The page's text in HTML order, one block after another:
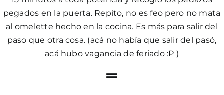
pegados en la puerta. Repito, no es feo pero no mata
al omelette hecho en la cocina. Es más para salir del
paso que otra cosa. (acá no había que salir del pasó,
acá hubo vagancia de feriado :P )